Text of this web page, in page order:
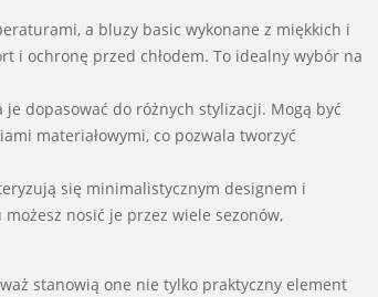
a bluzy basic wykonane z miękkich i
i ochronę przed chłodem. To idealny wybór na
dopasować do różnych stylizacji. Mogą być
materiałowymi, co pozwala tworzyć
się minimalistycznym designem i
nosić je przez wiele sezonów,
stanowią one nie tylko praktyczny element